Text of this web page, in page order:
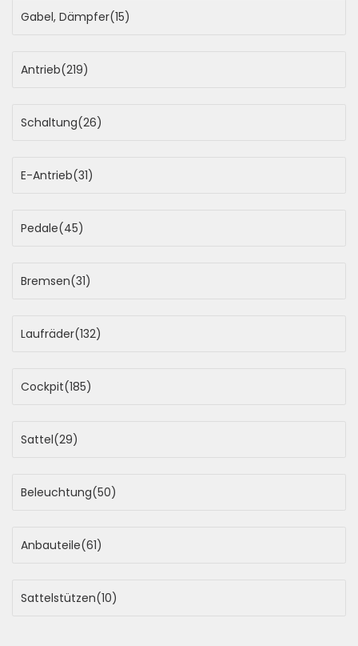
Gabel, Dämpfer(15)
Antrieb(219)
Schaltung(26)
E-Antrieb(31)
Pedale(45)
Bremsen(31)
Laufräder(132)
Cockpit(185)
Sattel(29)
Beleuchtung(50)
Anbauteile(61)
Sattelstützen(10)